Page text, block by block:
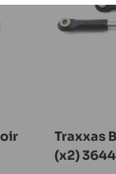
Traxxas
(x2) 3644